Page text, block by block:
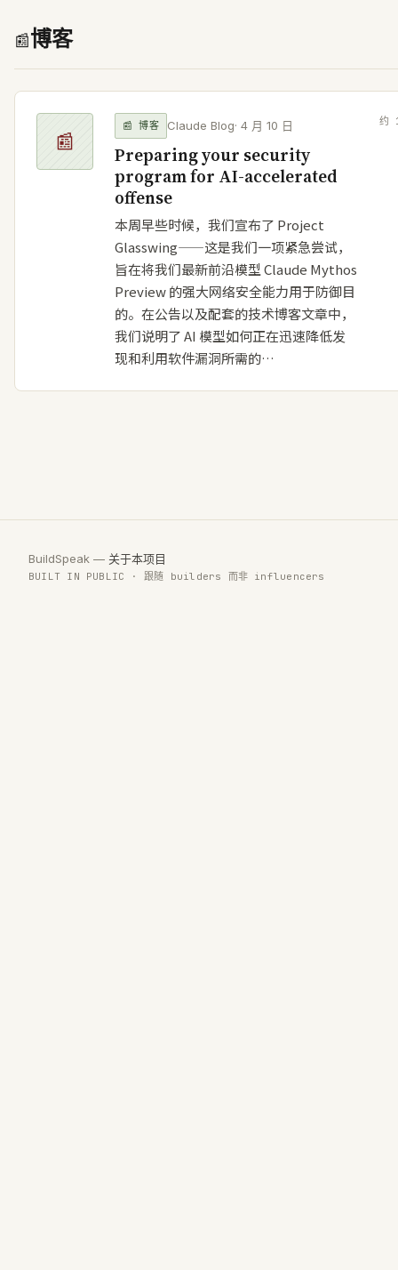
📰博客
📰
📰 博客 Claude Blog· 4 月 10 日
Preparing your security
program for AI-accelerated
offense
本周早些时候，我们宣布了 Project
Glasswing——这是我们一项紧急尝试，
旨在将我们最新前沿模型 Claude Mythos
Preview 的强大网络安全能力用于防御目
的。在公告以及配套的技术博客文章中，
我们说明了 AI 模型如何正在迅速降低发
现和利用软件漏洞所需的…
约
BuildSpeak — 关于本项目
BUILT IN PUBLIC · 跟随 builders 而非 influencers